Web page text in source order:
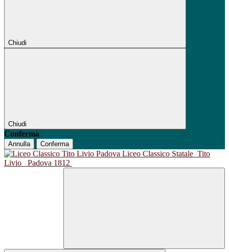
Chiudi
Chiudi
Conferma
Annulla Conferma
Liceo Classico Statale Tito
Livio
Padova 1812